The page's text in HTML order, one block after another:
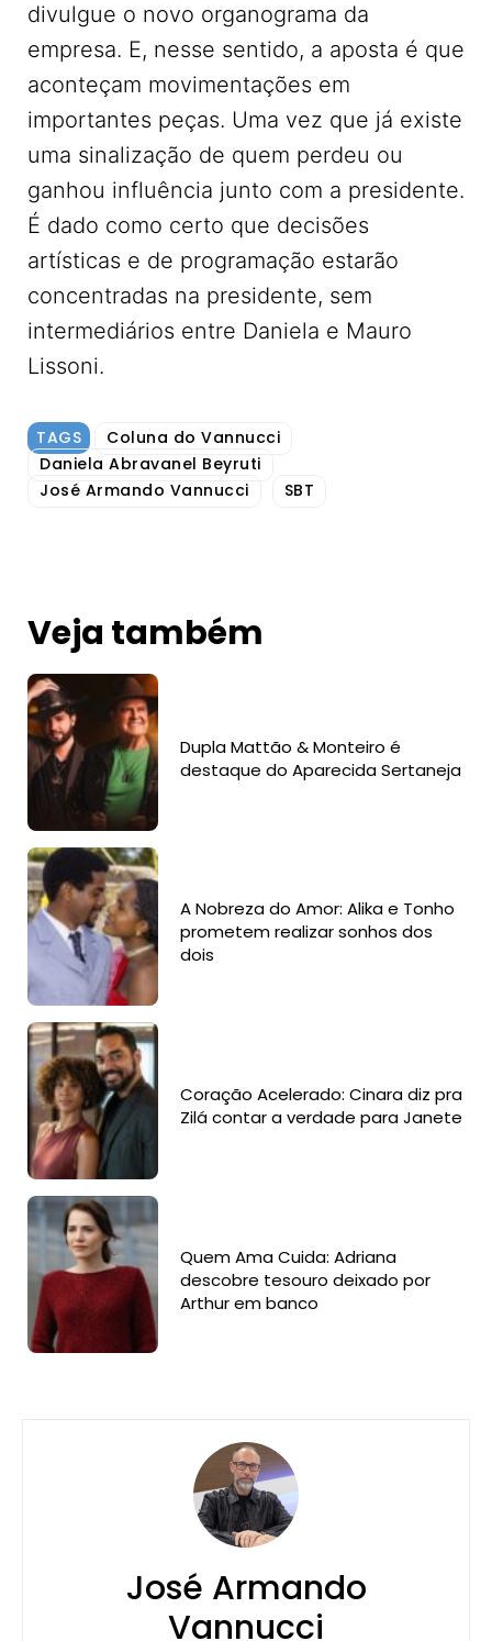
divulgue o novo organograma da
empresa. E, nesse sentido, a aposta é que
aconteçam movimentações em
importantes peças. Uma vez que já existe
uma sinalização de quem perdeu ou
ganhou influência junto com a presidente.
É dado como certo que decisões
artísticas e de programação estarão
concentradas na presidente, sem
intermediários entre Daniela e Mauro
Lissoni.
TAGS
Coluna do Vannucci
Daniela Abravanel Beyruti
José Armando Vannucci
SBT
Veja também
Dupla Mattão & Monteiro é
destaque do Aparecida Sertaneja
A Nobreza do Amor: Alika e Tonho
prometem realizar sonhos dos
dois
Coração Acelerado: Cinara diz pra
Zilá contar a verdade para Janete
Quem Ama Cuida: Adriana
descobre tesouro deixado por
Arthur em banco
José Armando
Vannucci